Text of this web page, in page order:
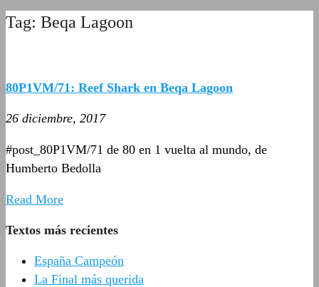
Tag: Beqa Lagoon
80P1VM/71: Reef Shark en Beqa Lagoon
26 diciembre, 2017
#post_80P1VM/71 de 80 en 1 vuelta al mundo, de
Humberto Bedolla
Read More
Textos más recientes
España Campeón
La Final más querida